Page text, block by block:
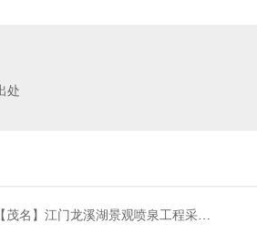
处
【茂名】江门龙溪湖景观喷泉工程采购JHS防水电缆项目